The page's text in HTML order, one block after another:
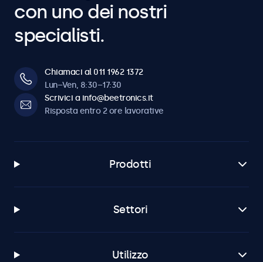
con uno dei nostri
specialisti.
Chiamaci al 011 1962 1372
Lun–Ven, 8:30–17:30
Scrivici a info@beetronics.it
Risposta entro 2 ore lavorative
Prodotti
Settori
Utilizzo